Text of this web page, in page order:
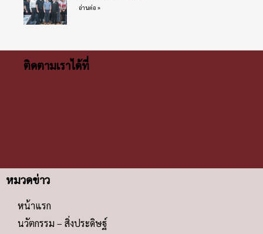
อ่านต่อ »
ติดตามเราได้ที่
หมวดข่าว
หน้าแรก
นวัตกรรม – สิ่งประดิษฐ์